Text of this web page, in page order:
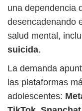
una dependencia
desencadenando
salud mental,
suicida.
La demanda
las plataformas
adolescentes: